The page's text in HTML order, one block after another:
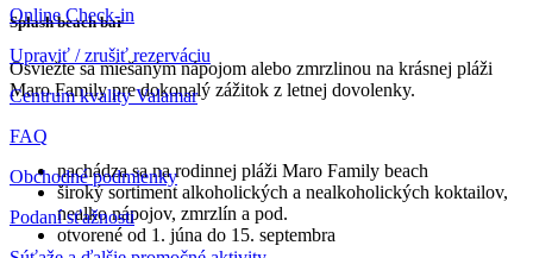
Splash beach bar
Osviežte sa miešaným nápojom alebo zmrzlinou na krásnej pláži
Maro Family pre dokonalý zážitok z letnej dovolenky.
nachádza sa na rodinnej pláži Maro Family beach
široký sortiment alkoholických a nealkoholických koktailov,
nealko nápojov, zmrzlín a pod.
otvorené od 1. júna do 15. septembra
Online Check-in
Upraviť / zrušiť rezerváciu
Centrum kvality Valamar
FAQ
Obchodné podmienky
Podaní sťažnosti